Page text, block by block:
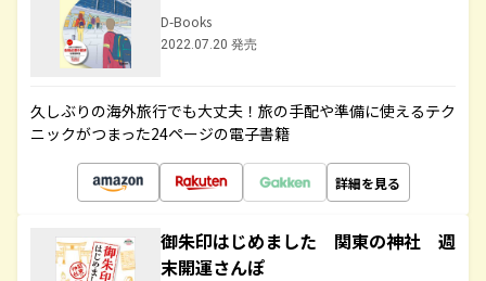
D-Books
2022.07.20 発売
久しぶりの海外旅行でも大丈夫！旅の手配や準備に使えるテク
ニックがつまった24ページの電子書籍
詳細を見る
御朱印はじめました 関東の神社 週
末開運さんぽ